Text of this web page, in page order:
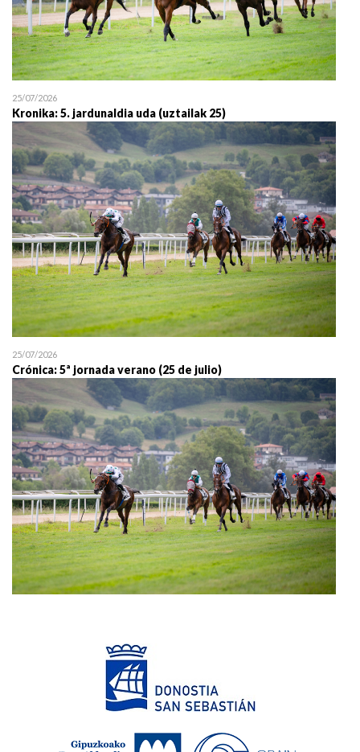
25/07/2026
Kronika: 5. jardunaldia uda (uztailak 25)
25/07/2026
Crónica: 5ª jornada verano (25 de julio)